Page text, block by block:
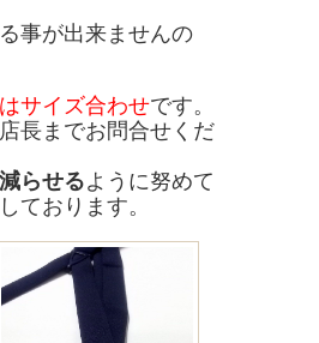
事が出来ませんの
サイズ合わせです。
長までお問合せくだ
らせるように努めて
ております。